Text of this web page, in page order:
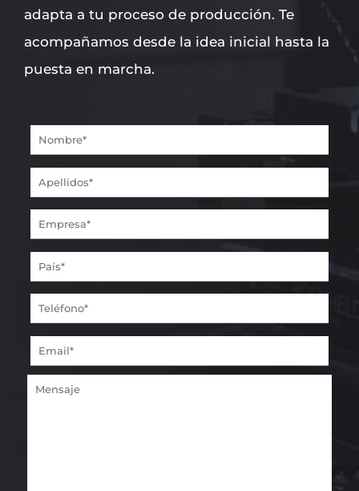
adapta a tu proceso de producción. Te
acompañamos desde la idea inicial hasta la
puesta en marcha.